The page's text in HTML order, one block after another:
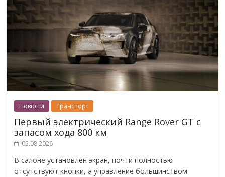
Новости Транспорт
Первый электрический Range Rover GT с
запасом хода 800 км
05.08.2026
В салоне установлен экран, почти полностью
отсутствуют кнопки, а управление большинством